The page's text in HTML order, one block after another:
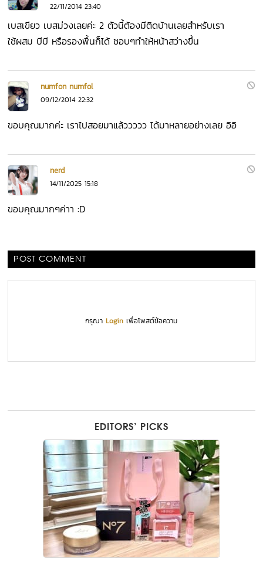
22/11/2014 23:40
เบสเขียว เบสม่วงเลยค่ะ 2 ตัวนี้ต้องมีติดบ้านเลยสำหรับเรา
ใช้ผสม บีบี หรือรองพื้นก็ได้ ชอบๆทำให้หน้าสว่างขึ้น
numfon numfol
09/12/2014 22:32
ขอบคุณมากค่ะ เราไปสอยมาแล้ววววว ได้มาหลายอย่างเลย อิอิ
nerd
14/11/2025 15:18
ขอบคุณมากๆค่าา :D
POST COMMENT
กรุณาLogin เพื่อโพสต์ข้อความ
EDITORS’ PICKS